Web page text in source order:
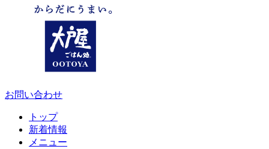
お問い合わせ
トップ
新着情報
メニュー